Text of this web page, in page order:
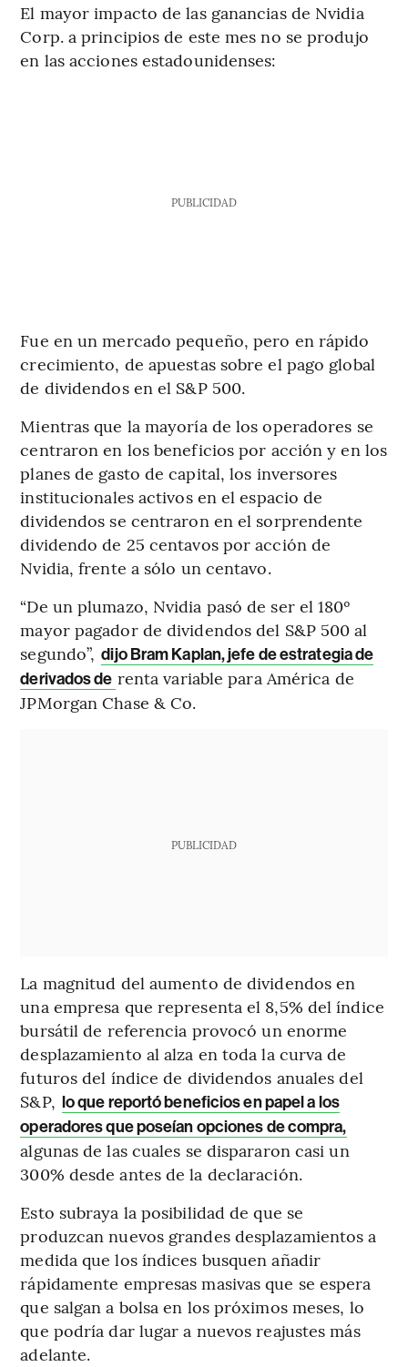
El mayor impacto de las ganancias de Nvidia
Corp. a principios de este mes no se produjo
en las acciones estadounidenses:
PUBLICIDAD
Fue en un mercado pequeño, pero en rápido
crecimiento, de apuestas sobre el pago global
de dividendos en el S&P 500.
Mientras que la mayoría de los operadores se
centraron en los beneficios por acción y en los
planes de gasto de capital, los inversores
institucionales activos en el espacio de
dividendos se centraron en el sorprendente
dividendo de 25 centavos por acción de
Nvidia, frente a sólo un centavo.
“De un plumazo, Nvidia pasó de ser el 180º
mayor pagador de dividendos del S&P 500 al
segundo”, dijo Bram Kaplan, jefe de estrategia de
derivados de renta variable para América de
JPMorgan Chase & Co.
PUBLICIDAD
La magnitud del aumento de dividendos en
una empresa que representa el 8,5% del índice
bursátil de referencia provocó un enorme
desplazamiento al alza en toda la curva de
futuros del índice de dividendos anuales del
S&P, lo que reportó beneficios en papel a los
operadores que poseían opciones de compra,
algunas de las cuales se dispararon casi un
300% desde antes de la declaración.
Esto subraya la posibilidad de que se
produzcan nuevos grandes desplazamientos a
medida que los índices busquen añadir
rápidamente empresas masivas que se espera
que salgan a bolsa en los próximos meses, lo
que podría dar lugar a nuevos reajustes más
adelante.